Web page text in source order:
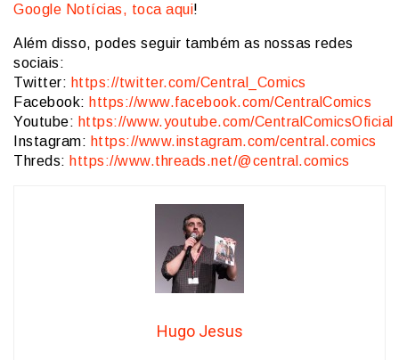
Google Notícias, toca aqui!
Além disso, podes seguir também as nossas redes
sociais:
Twitter: https://twitter.com/Central_Comics
Facebook: https://www.facebook.com/CentralComics
Youtube: https://www.youtube.com/CentralComicsOficial
Instagram: https://www.instagram.com/central.comics
Threds: https://www.threads.net/@central.comics
Hugo Jesus